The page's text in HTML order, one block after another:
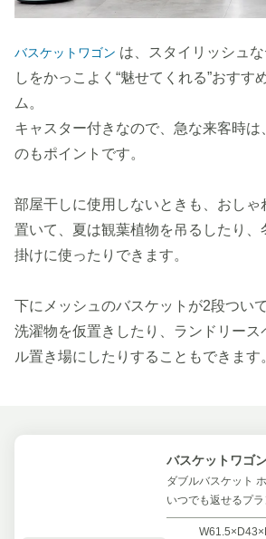
バスケットワゴン は、スタイリッシュ
しをかっこよく“魅せてくれる”おすす
ム。
キャスター付きなので、急な来客時は
のもポイントです。
部屋干しに使用しないときも、おしゃ
置いて、夏は観葉植物を吊るしたり、
掛けに使ったりできます。
下にメッシュのバスケットが2段つい
洗濯物を仮置きしたり、ランドリース
ル置き場にしたりすることもできます
バスケットワゴ
ダブルバスケット
いつでも返せるプラ